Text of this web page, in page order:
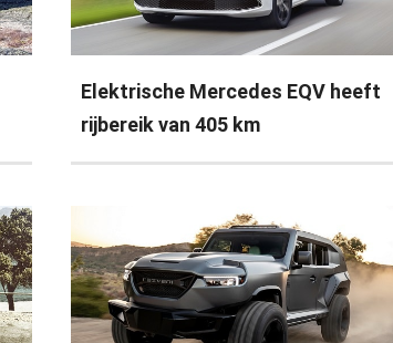
Elektrische Mercedes EQV heeft
rijbereik van 405 km